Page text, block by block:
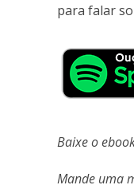
para falar
Baixe o
Mande uma